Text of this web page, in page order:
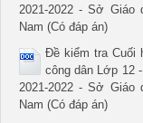
2021-2022 - Sở Giáo
Nam (Có đáp án)
Đề kiểm tra Cuối
công dân Lớp 12
2021-2022 - Sở Giáo
Nam (Có đáp án)